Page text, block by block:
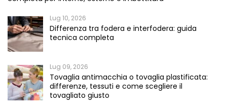
Lug 10, 2026
Differenza tra fodera e interfodera: guida
tecnica completa
Lug 09, 2026
Tovaglia antimacchia o tovaglia plastificata:
differenze, tessuti e come scegliere il
tovagliato giusto